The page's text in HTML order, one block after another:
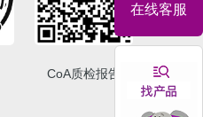
CoA质检报告
在线客服